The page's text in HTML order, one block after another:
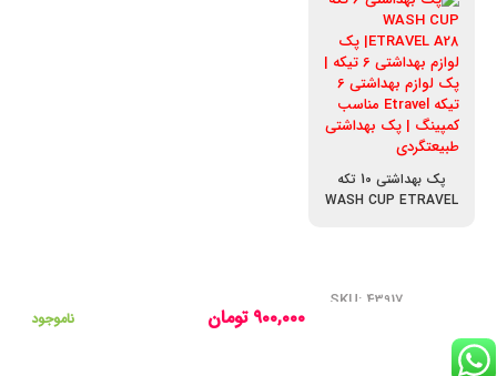
۹۰۰,۰۰۰ تومان ناموجود
پک بهداشتی 10 تکه
WASH CUP ETRAVEL
SKU: 43917